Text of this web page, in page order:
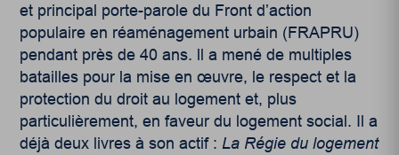
et principal porte-parole du Front d’action
populaire en réaménagement urbain (FRAPRU)
pendant près de 40 ans. ll a mené de multiples
batailles pour la mise en œuvre, le respect et la
protection du droit au logement et, plus
particulièrement, en faveur du logement social. Il a
déjà deux livres à son actif : La Régie du logement